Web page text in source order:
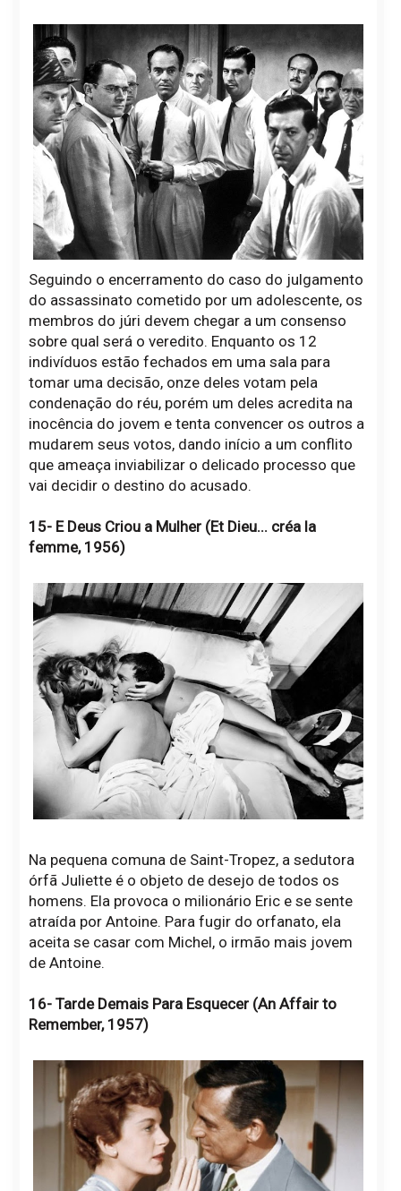
Seguindo o encerramento do caso do julgamento
do assassinato cometido por um adolescente, os
membros do júri devem chegar a um consenso
sobre qual será o veredito. Enquanto os 12
indivíduos estão fechados em uma sala para
tomar uma decisão, onze deles votam pela
condenação do réu, porém um deles acredita na
inocência do jovem e tenta convencer os outros a
mudarem seus votos, dando início a um conflito
que ameaça inviabilizar o delicado processo que
vai decidir o destino do acusado.
15- E Deus Criou a Mulher (Et Dieu... créa la
femme, 1956)
Na pequena comuna de Saint-Tropez, a sedutora
órfã Juliette é o objeto de desejo de todos os
homens. Ela provoca o milionário Eric e se sente
atraída por Antoine. Para fugir do orfanato, ela
aceita se casar com Michel, o irmão mais jovem
de Antoine.
16- Tarde Demais Para Esquecer (An Affair to
Remember, 1957)